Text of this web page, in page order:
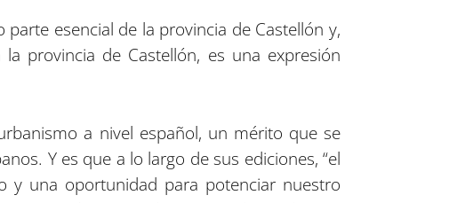
esencial de la provincia de Castellón y,
provincia de Castellón, es una expresión
a nivel español, un mérito que se
Y es que a lo largo de sus ediciones, “el
y una oportunidad para potenciar nuestro